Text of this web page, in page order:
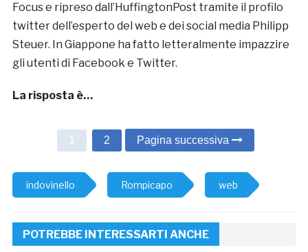
Focus e ripreso dall’HuffingtonPost tramite il profilo
twitter dell’esperto del web e dei social media Philipp
Steuer. In Giappone ha fatto letteralmente impazzire
gli utenti di Facebook e Twitter.
La risposta è…
1 2 Pagina successiva
indovinello Rompicapo web
POTREBBE INTERESSARTI ANCHE